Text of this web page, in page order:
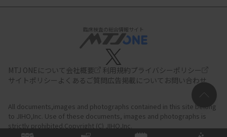
臨床検査の総合情報サイト
MTJ ONEについて会社概要 利用規約プライバシーポリシー
サイトポリシー よくあるご質問広告掲載について お問い合わせ
All documents,images and photographs contained in this site belong
to JIHO,Inc. Use of these documents, images and photographs is
strictly prohibited.Copyright (C) JIHO,Inc.